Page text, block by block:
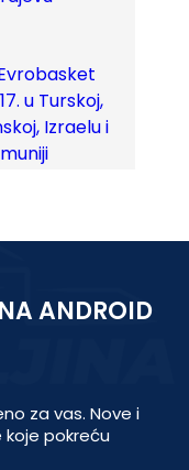
ANDROID
za vas. Nove i
koje pokreću